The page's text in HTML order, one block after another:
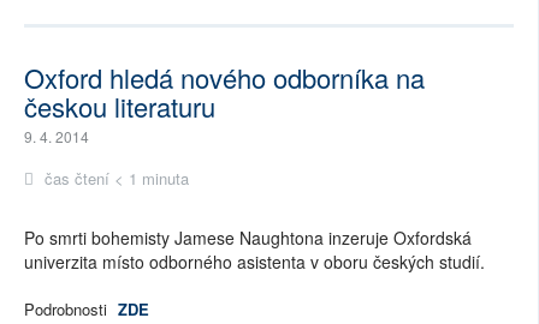
Oxford hledá nového odborníka na
českou literaturu
9. 4. 2014
čas čtení < 1 minuta
Po smrti bohemisty Jamese Naughtona inzeruje Oxfordská
univerzita místo odborného asistenta v oboru českých studií.
Podrobnosti ZDE